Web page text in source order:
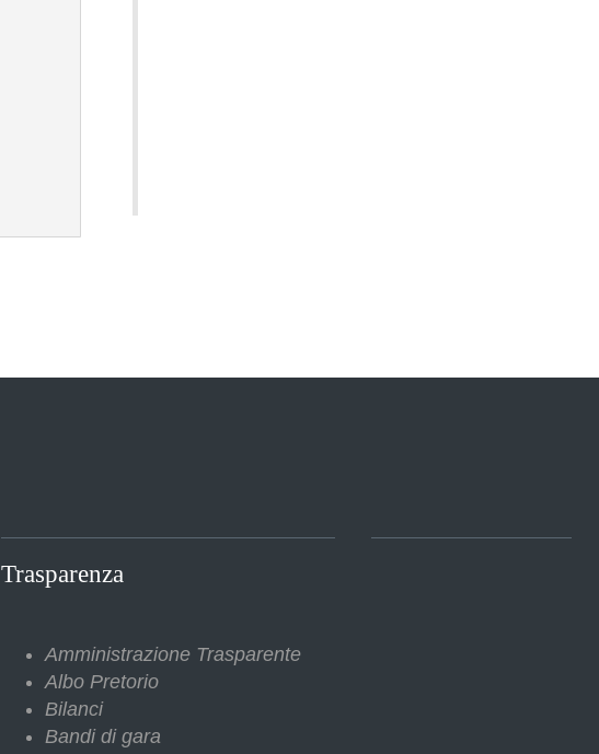
Trasparenza
Amministrazione Trasparente
Albo Pretorio
Bilanci
Bandi di gara